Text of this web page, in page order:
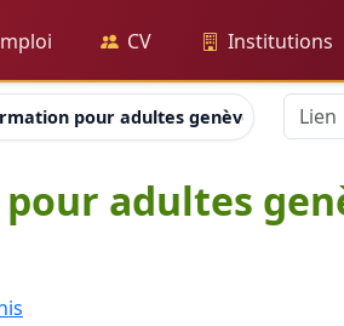
CV Institutions
pour adultes genève
adultes